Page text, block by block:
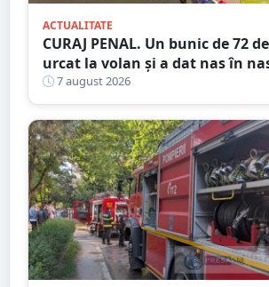
ACTUALITATE
CURAJ PENAL. Un bunic de 72
urcat la volan și a dat nas în
Satu Mare
7 august 2026